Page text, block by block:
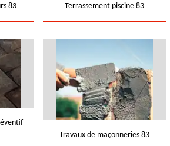
83 Terrassement piscine 83
Travaux de maçonneries 83